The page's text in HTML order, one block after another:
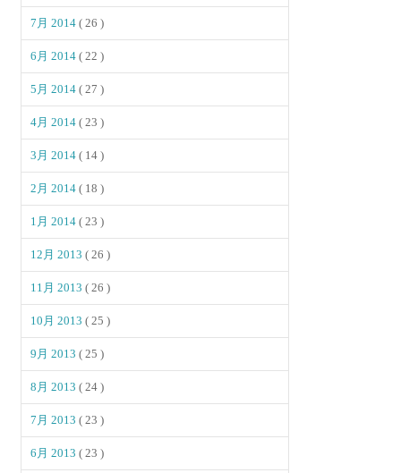
7月 2014( 26 )
6月 2014( 22 )
5月 2014( 27 )
4月 2014( 23 )
3月 2014( 14 )
2月 2014( 18 )
1月 2014( 23 )
12月 2013( 26 )
11月 2013( 26 )
10月 2013( 25 )
9月 2013( 25 )
8月 2013( 24 )
7月 2013( 23 )
6月 2013( 23 )